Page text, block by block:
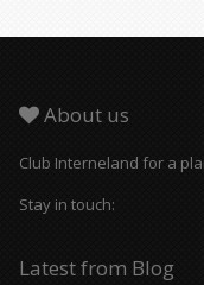
About us
Club Interneland for a
Stay in touch:
Latest from Blog